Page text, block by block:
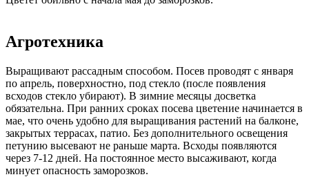
Агротехника
Выращивают рассадным способом. Посев проводят с января
по апрель, поверхностно, под стекло (после появления
всходов стекло убирают). В зимние месяцы досветка
обязательна. При ранних сроках посева цветение начинается в
мае, что очень удобно для выращивания растений на балконе,
закрытых террасах, патио. Без дополнительного освещения
петунию высевают не раньше марта. Всходы появляются
через 7-12 дней. На постоянное место высаживают, когда
минует опасность заморозков.